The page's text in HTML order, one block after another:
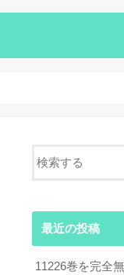
最近の投稿
11226巻を完全